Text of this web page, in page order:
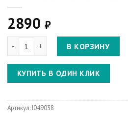
2890 ₽
Количество I049038 Pro L,
В КОРЗИНУ
КУПИТЬ В ОДИН КЛИК
Артикул: I049038